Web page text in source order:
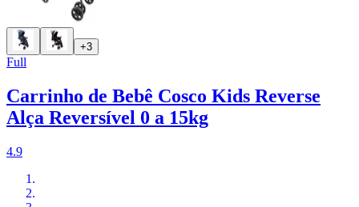
+3
Full
Carrinho de Bebê Cosco Kids Reverse
Alça Reversível 0 a 15kg
4.9